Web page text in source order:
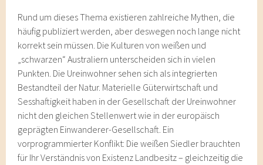
Rund um dieses Thema existieren zahlreiche Mythen, die
häufig publiziert werden, aber deswegen noch lange nicht
korrekt sein müssen. Die Kulturen von weißen und
„schwarzen“ Australiern unterscheiden sich in vielen
Punkten. Die Ureinwohner sehen sich als integrierten
Bestandteil der Natur. Materielle Güterwirtschaft und
Sesshaftigkeit haben in der Gesellschaft der Ureinwohner
nicht den gleichen Stellenwert wie in der europäisch
geprägten Einwanderer-Gesellschaft. Ein
vorprogrammierter Konflikt: Die weißen Siedler brauchten
für Ihr Verständnis von Existenz Landbesitz – gleichzeitig die